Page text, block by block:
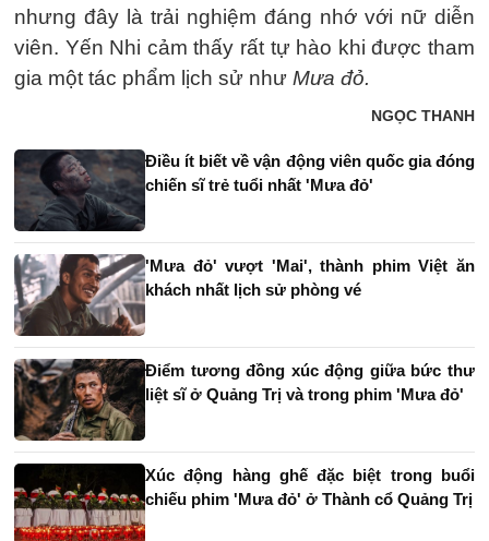
nhưng đây là trải nghiệm đáng nhớ với nữ diễn
viên. Yến Nhi cảm thấy rất tự hào khi được tham
gia một tác phẩm lịch sử như Mưa đỏ.
NGỌC THANH
Điều ít biết về vận động viên quốc gia đóng
chiến sĩ trẻ tuổi nhất 'Mưa đỏ'
'Mưa đỏ' vượt 'Mai', thành phim Việt ăn
khách nhất lịch sử phòng vé
Điểm tương đồng xúc động giữa bức thư
liệt sĩ ở Quảng Trị và trong phim 'Mưa đỏ'
Xúc động hàng ghế đặc biệt trong buổi
chiếu phim 'Mưa đỏ' ở Thành cổ Quảng Trị